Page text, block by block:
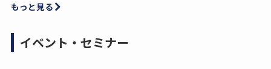
もっと見る
イベント・セミナー